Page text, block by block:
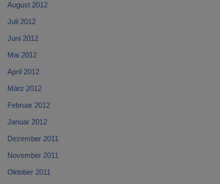
August 2012
Juli 2012
Juni 2012
Mai 2012
April 2012
März 2012
Februar 2012
Januar 2012
Dezember 2011
November 2011
Oktober 2011